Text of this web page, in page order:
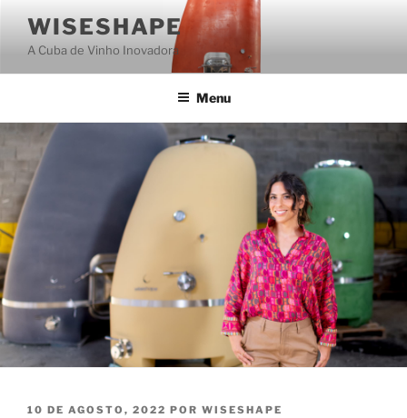
conteúdo
WISESHAPE
A Cuba de Vinho Inovadora
Menu
PUBLICADO
10 DE AGOSTO, 2022 POR WISESHAPE